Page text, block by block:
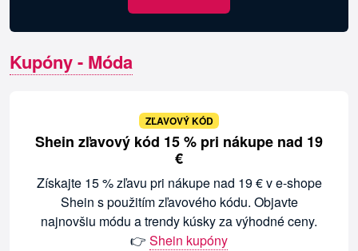
Kupóny - Móda
ZĽAVOVÝ KÓD
Shein zľavový kód 15 % pri nákupe nad 19
€
Získajte 15 % zľavu pri nákupe nad 19 € v e-shope
Shein s použitím zľavového kódu. Objavte
najnovšiu módu a trendy kúsky za výhodné ceny.
👉 Shein kupóny